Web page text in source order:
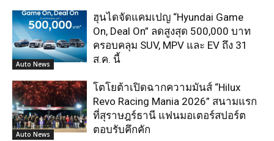
Auto News
ฮุนไดจัดแคมเปญ “Hyundai Game
On, Deal On” ลดสูงสุด 500,000 บาท
ครอบคลุม SUV, MPV และ EV ถึง 31
ส.ค. นี้
Auto News
โตโยต้าเปิดฉากความมันส์ “Hilux
Revo Racing Mania 2026” สนามแรก
ที่สุราษฎร์ธานี แฟนมอเตอร์สปอร์ต
ตอบรับคึกคัก